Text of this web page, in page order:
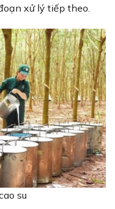
xử lý tiếp theo.
su